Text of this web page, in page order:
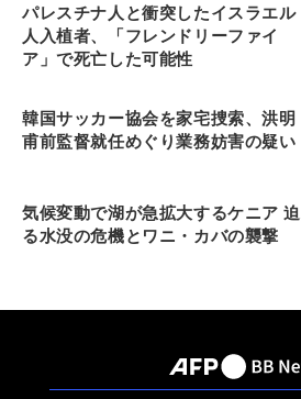
パレスチナ人と衝突したイスラエル
人入植者、「フレンドリーファイ
ア」で死亡した可能性
韓国サッカー協会を家宅捜索、洪明
甫前監督就任めぐり業務妨害の疑い
気候変動で湖が急拡大するケニア 迫
る水没の危機とワニ・カバの襲撃